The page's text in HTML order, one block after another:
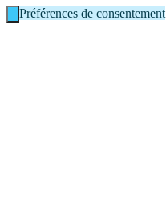
Préférences de consentement